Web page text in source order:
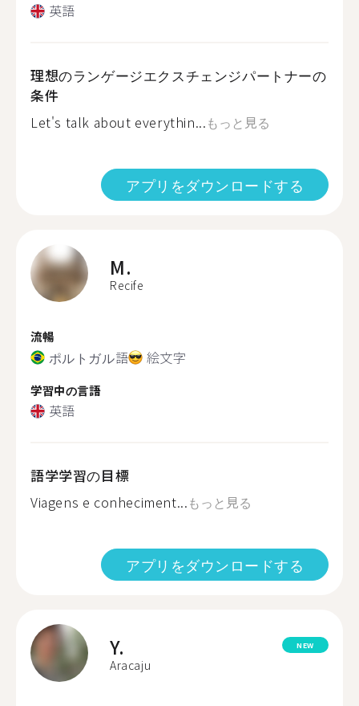
英語
理想のランゲージエクスチェンジパートナーの
条件
Let's talk about everythin...もっと見る
アプリをダウンロードする
M.
Recife
流暢
ポルトガル語 絵文字
学習中の言語
英語
語学学習の目標
Viagens e conheciment...もっと見る
アプリをダウンロードする
Y.
Aracaju
NEW